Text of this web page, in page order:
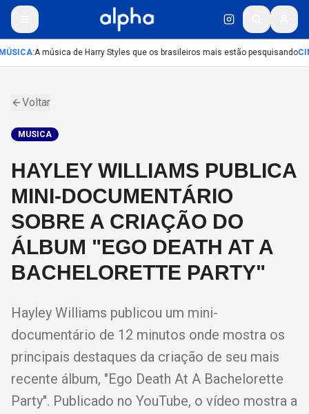
:A música de Harry Styles que os brasileiros mais estão pesquisando
Voltar
MUSICA
HAYLEY WILLIAMS PUBLICA
MINI-DOCUMENTÁRIO
SOBRE A CRIAÇÃO DO
ÁLBUM "EGO DEATH AT A
BACHELORETTE PARTY"
Hayley Williams publicou um mini-
documentário de 12 minutos onde mostra os
principais destaques da criação de seu mais
recente álbum, "Ego Death At A Bachelorette
Party". Publicado no YouTube, o vídeo mostra a